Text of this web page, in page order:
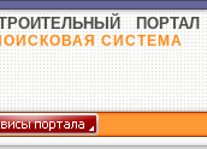
ПОРТАЛ
СИСТЕМА